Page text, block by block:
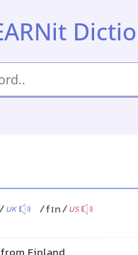
UK /fɪn/US